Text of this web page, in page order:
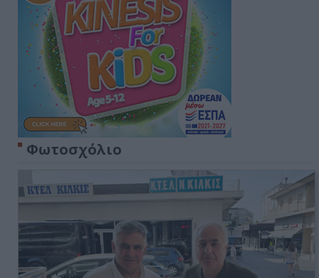
Φωτοσχόλιο